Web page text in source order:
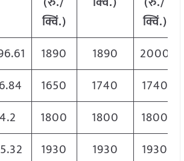
क्विं.)
क्विं.)
1890 1890
2000
1650 1740
1740
4.2 1800 1800
1800
1930 1930
1930